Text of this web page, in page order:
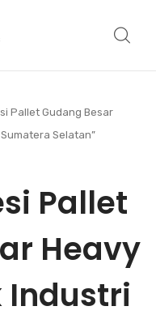
Pallet Gudang Besar
Selatan”
Pallet
Heavy
Industri